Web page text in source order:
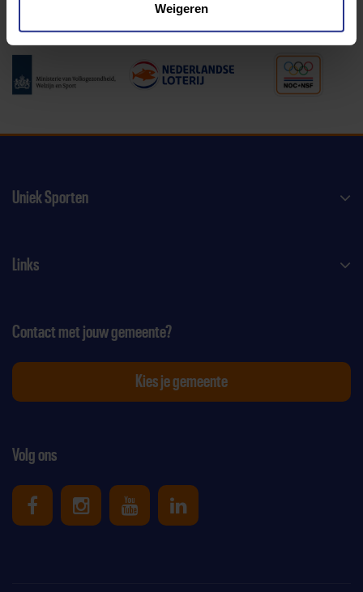
Weigeren
Partners:
Uniek Sporten
Links
Volg ons
Uniek Sporten op Facebook
Uniek Sporten op Instagram
Uniek Sporten op Youtube
Uniek Sporten op
Contact met jouw gemeente?
Kies je gemeente